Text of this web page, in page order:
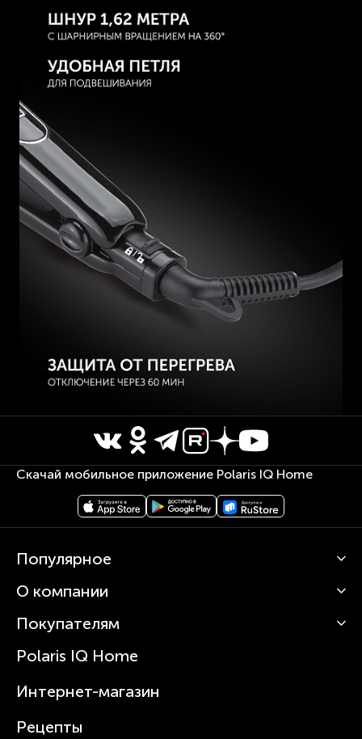
Скачай мобильное приложение Polaris IQ Home
Популярное
Кофемашины
Вертикальные пылесосы
Зубные щетки и ирригаторы
Увлажнители
Посуда
О компании
О Polaris
Статьи
Покупателям
Сервисные центры
Где купить
Polaris IQ Home
Интернет-магазин
Рецепты